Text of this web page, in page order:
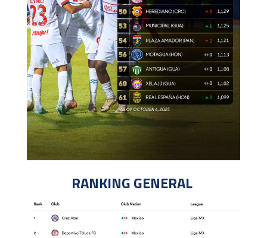
RANKING GENERAL